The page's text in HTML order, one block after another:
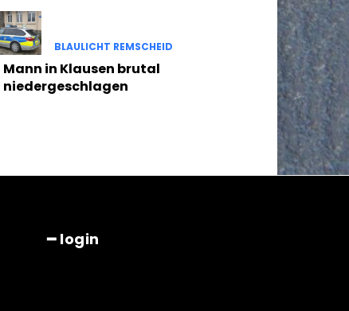
BLAULICHT REMSCHEID
Mann in Klausen brutal
niedergeschlagen
━ login